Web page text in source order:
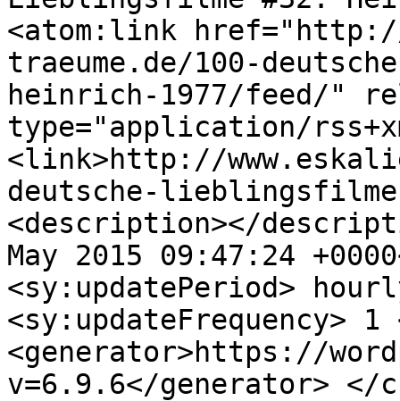
<atom:link href="http://
traeume.de/100-
heinrich-1977/feed/"
type="application/
<link>http://
deutsche-
<description></
May 2015 09:47:24
<sy:updatePeriod>
<sy:updateFrequency>
<generator>https://
v=6.9.6</generator> </